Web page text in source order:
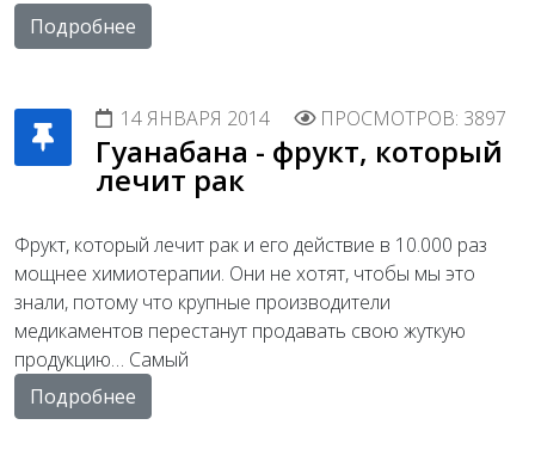
Подробнее
14 ЯНВАРЯ 2014 ПРОСМОТРОВ: 3897
Гуанабана - фрукт, который
лечит рак
Фрукт, который лечит рак и его действие в 10.000 раз
мощнее химиотерапии. Они не хотят, чтобы мы это
знали, потому что крупные производители
медикаментов перестанут продавать свою жуткую
продукцию… Самый
Подробнее